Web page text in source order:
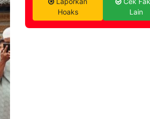
Hoaks
Lain